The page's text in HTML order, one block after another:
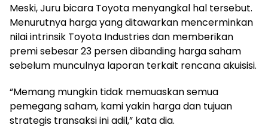
Meski, Juru bicara Toyota menyangkal hal tersebut.
Menurutnya harga yang ditawarkan mencerminkan
nilai intrinsik Toyota Industries dan memberikan
premi sebesar 23 persen dibanding harga saham
sebelum munculnya laporan terkait rencana akuisisi.
“Memang mungkin tidak memuaskan semua
pemegang saham, kami yakin harga dan tujuan
strategis transaksi ini adil,” kata dia.